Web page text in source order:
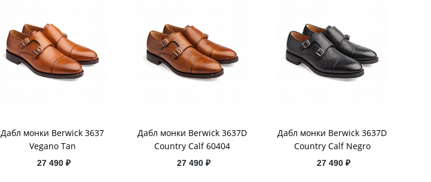
Дабл монки Berwick 3637
Vegano Tan
27 490 ₽
Дабл монки Berwick 3637D
Country Calf 60404
27 490 ₽
Дабл монки Berwick 3637D
Country Calf Negro
27 490 ₽